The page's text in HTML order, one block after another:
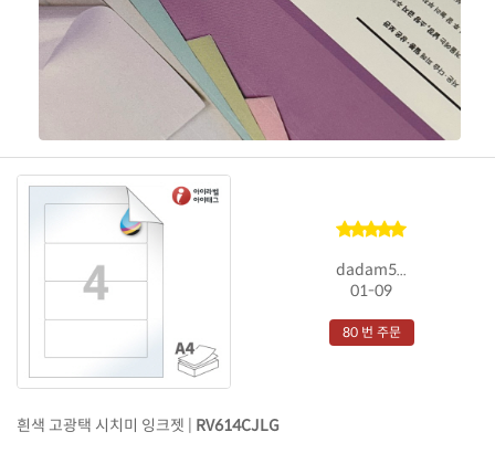
dadam5...
01-09
80 번 주문
흰색 고광택 시치미 잉크젯 | RV614CJLG